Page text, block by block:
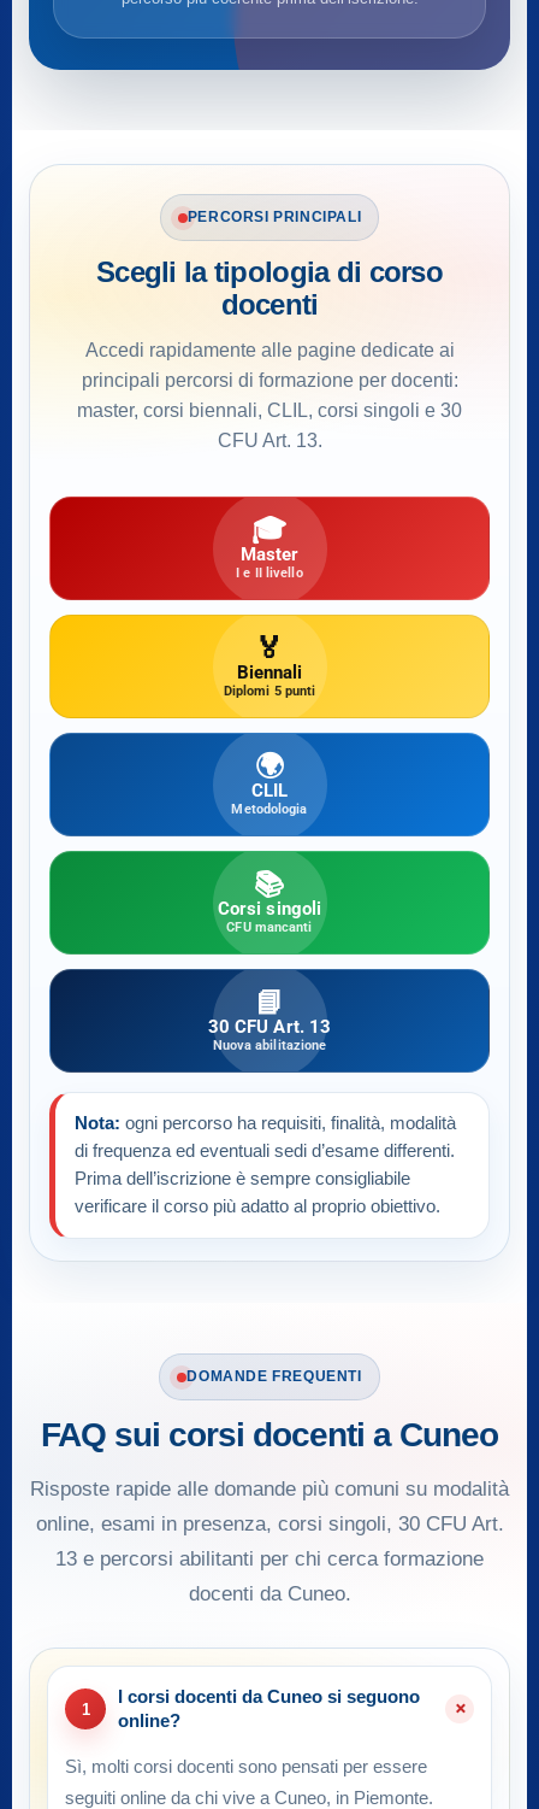
PERCORSI PRINCIPALI
Scegli la tipologia di corso
docenti
Accedi rapidamente alle pagine dedicate ai
principali percorsi di formazione per docenti:
master, corsi biennali, CLIL, corsi singoli e 30
CFU Art. 13.
🎓
Master
I e II livello
🏅
Biennali
Diplomi 5 punti
🌍
CLIL
Metodologia
📚
Corsi singoli
CFU mancanti
📘
30 CFU Art. 13
Nuova abilitazione
Nota: ogni percorso ha requisiti, finalità, modalità
di frequenza ed eventuali sedi d’esame differenti.
Prima dell’iscrizione è sempre consigliabile
verificare il corso più adatto al proprio obiettivo.
DOMANDE FREQUENTI
FAQ sui corsi docenti a Cuneo
Risposte rapide alle domande più comuni su modalità
online, esami in presenza, corsi singoli, 30 CFU Art.
13 e percorsi abilitanti per chi cerca formazione
docenti da Cuneo.
1
I corsi docenti da Cuneo si seguono
online?
Sì, molti corsi docenti sono pensati per essere
seguiti online da chi vive a Cuneo, in Piemonte.